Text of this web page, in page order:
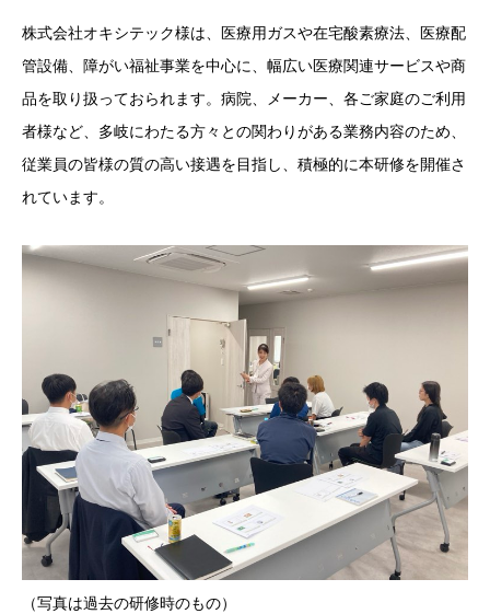
株式会社オキシテック様は、医療用ガスや在宅酸素療法、医療配
管設備、障がい福祉事業を中心に、幅広い医療関連サービスや商
品を取り扱っておられます。病院、メーカー、各ご家庭のご利用
者様など、多岐にわたる方々との関わりがある業務内容のため、
従業員の皆様の質の高い接遇を目指し、積極的に本研修を開催さ
れています。
（写真は過去の研修時のもの）